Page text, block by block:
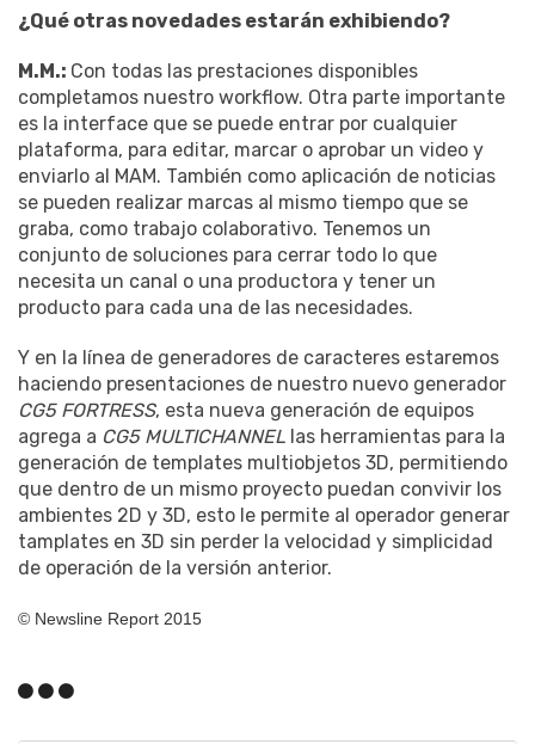
¿Qué otras novedades estarán exhibiendo?
M.M.: Con todas las prestaciones disponibles
completamos nuestro workflow. Otra parte importante
es la interface que se puede entrar por cualquier
plataforma, para editar, marcar o aprobar un video y
enviarlo al MAM. También como aplicación de noticias
se pueden realizar marcas al mismo tiempo que se
graba, como trabajo colaborativo. Tenemos un
conjunto de soluciones para cerrar todo lo que
necesita un canal o una productora y tener un
producto para cada una de las necesidades.
Y en la línea de generadores de caracteres estaremos
haciendo presentaciones de nuestro nuevo generador
CG5 FORTRESS, esta nueva generación de equipos
agrega a CG5 MULTICHANNEL las herramientas para la
generación de templates multiobjetos 3D, permitiendo
que dentro de un mismo proyecto puedan convivir los
ambientes 2D y 3D, esto le permite al operador generar
tamplates en 3D sin perder la velocidad y simplicidad
de operación de la versión anterior.
© Newsline Report 2015